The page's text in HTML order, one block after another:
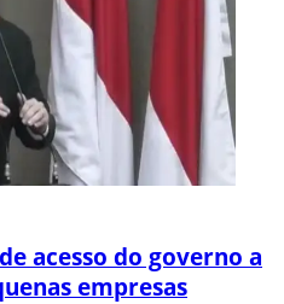
acesso do governo a
empresas